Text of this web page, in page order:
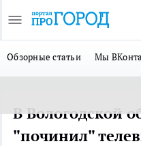
Обзорные статьи Мы
В Вологодской
"починил"